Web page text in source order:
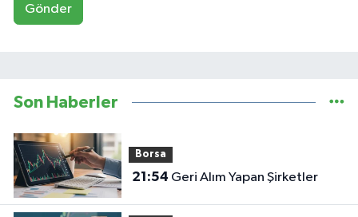
Gönder
Son Haberler
Borsa
21:54 Geri Alım Yapan Şirketler